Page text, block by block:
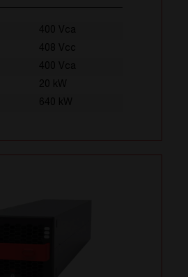
400 Vca
408 Vcc
400 Vca
20 kW
640 kW